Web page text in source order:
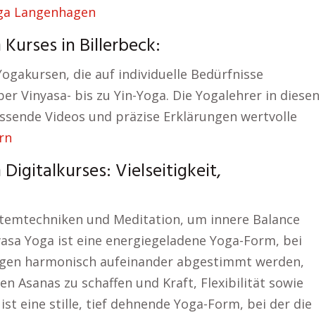
Langenhagen
in Billerbeck:
die auf individuelle Bedürfnisse
Vinyasa- bis zu Yin-Yoga. Die Yogalehrer in diesen
Videos und präzise Erklärungen wertvolle
Vielseitigkeit,
und Meditation, um innere Balance
Yoga ist eine energiegeladene Yoga-Form, bei
harmonisch aufeinander abgestimmt werden,
Asanas zu schaffen und Kraft, Flexibilität sowie
eine stille, tief dehnende Yoga-Form, bei der die